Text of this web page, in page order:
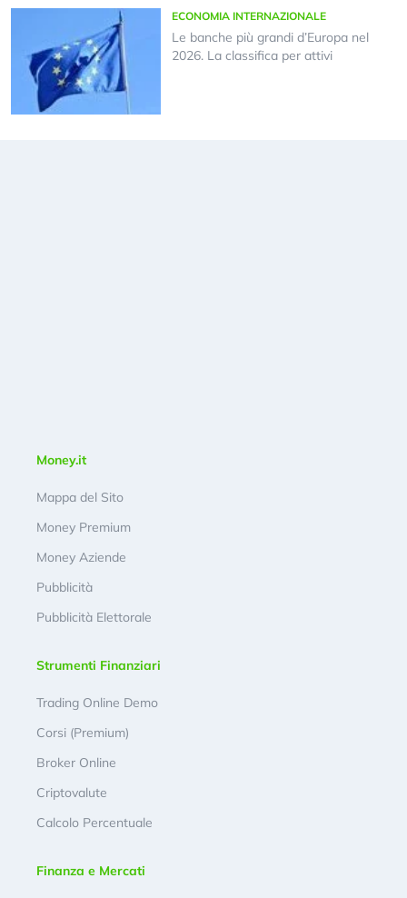
ECONOMIA INTERNAZIONALE
Le banche più grandi d’Europa nel
2026. La classifica per attivi
Money.it
Mappa del Sito
Money Premium
Money Aziende
Pubblicità
Pubblicità Elettorale
Strumenti Finanziari
Trading Online Demo
Corsi (Premium)
Broker Online
Criptovalute
Calcolo Percentuale
Finanza e Mercati